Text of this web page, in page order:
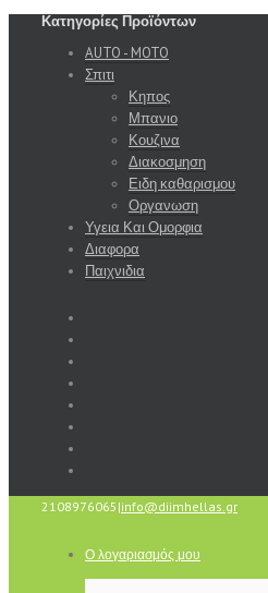
Κατηγορίες Προϊόντων
AUTO - MOTO
Σπιτι
Κηπος
Μπανιο
Κουζινα
Διακοσμηση
Ειδη καθαρισμου
Οργανωση
Υγεια Και Ομορφια
Διαφορα
Παιχνιδια
2108976065 |info@diimhellas.gr
Ο λογαριασμός μου